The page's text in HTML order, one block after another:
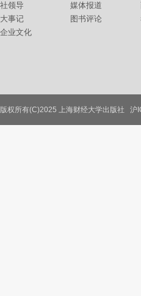
社领导
大事记
企业文化
媒体报道
图书评论
联系我们
版权所有(C)2025 上海财经大学出版社 沪